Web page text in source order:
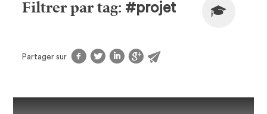
Filtrer par tag: #projet
Partager sur ftlg@